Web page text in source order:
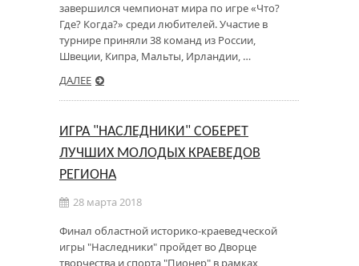
завершился чемпионат мира по игре «Что?
Где? Когда?» среди любителей. Участие в
турнире приняли 38 команд из России,
Швеции, Кипра, Мальты, Ирландии, …
ДАЛЕЕ
ИГРА "НАСЛЕДНИКИ" СОБЕРЕТ
ЛУЧШИХ МОЛОДЫХ КРАЕВЕДОВ
РЕГИОНА
28 марта 2018
Финал областной историко-краеведческой
игры "Наследники" пройдет во Дворце
творчества и спорта "Пионер" в рамках